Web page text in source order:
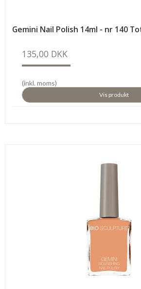
Gemini Nail Polish 14ml - nr 140
135,00 DKK
(inkl. moms)
Vis produkt